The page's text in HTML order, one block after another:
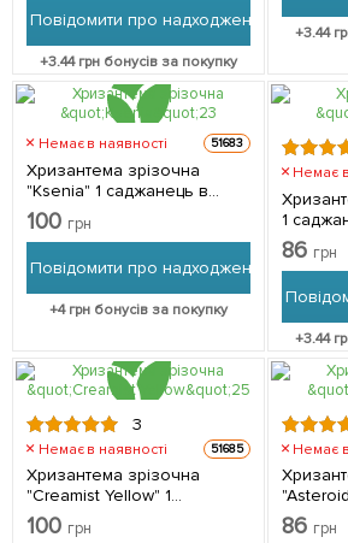
Повідомити про надходження
+3.44грн бонусів за покупку
+3.44
Немає в наявності 51683
Хризантема зрізочна
"Ksenia" 1 саджанець в
упаковці
100 грн
Повідомити про надходження
+4грн бонусів за покупку
Немає
1
86 грн
+3.44
3
Немає в наявності 51685
Хризантема зрізочна
"Creamist Yellow" 1
саджанець в упаковці
100 грн
Немає
"Asteroid" 1
упаковці
86 грн